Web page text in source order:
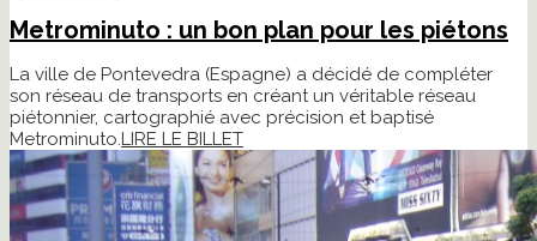
Metrominuto : un bon plan pour les piétons
La ville de Pontevedra (Espagne) a décidé de compléter
son réseau de transports en créant un véritable réseau
piétonnier, cartographié avec précision et baptisé
Metrominuto.LIRE LE BILLET